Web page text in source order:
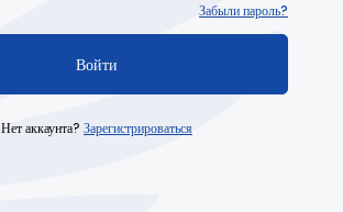
Забыли пароль?
Войти
Нет аккаунта? Зарегистрироваться